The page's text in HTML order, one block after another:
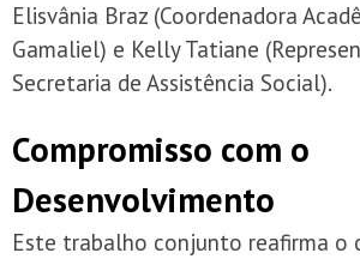
Elisvânia Braz (Coordenadora
Gamaliel) e Kelly Tatiane
Secretaria de Assistência Social).
Compromisso com o
Desenvolvimento
Este trabalho conjunto reafirma o